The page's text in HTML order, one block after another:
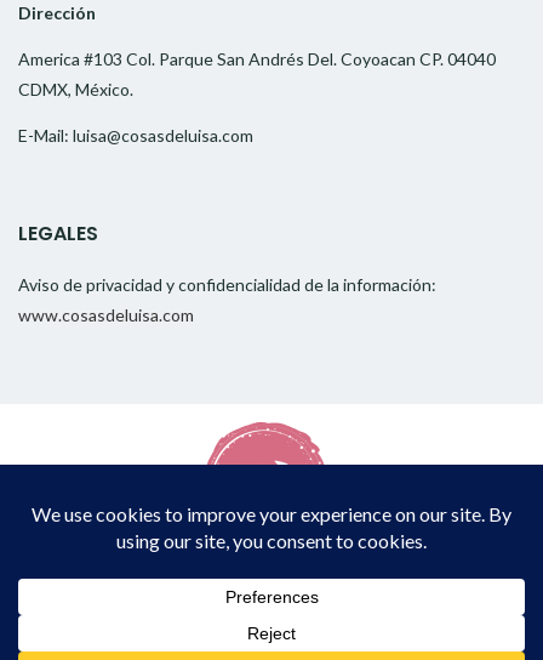
Dirección
America #103 Col. Parque San Andrés Del. Coyoacan CP. 04040
CDMX, México.
E-Mail: luisa@cosasdeluisa.com
LEGALES
Aviso de privacidad y confidencialidad de la información:
www.cosasdeluisa.com
CosasDeLuisa
Proudly powered byWordPress. ThemeEightyDays Liteby